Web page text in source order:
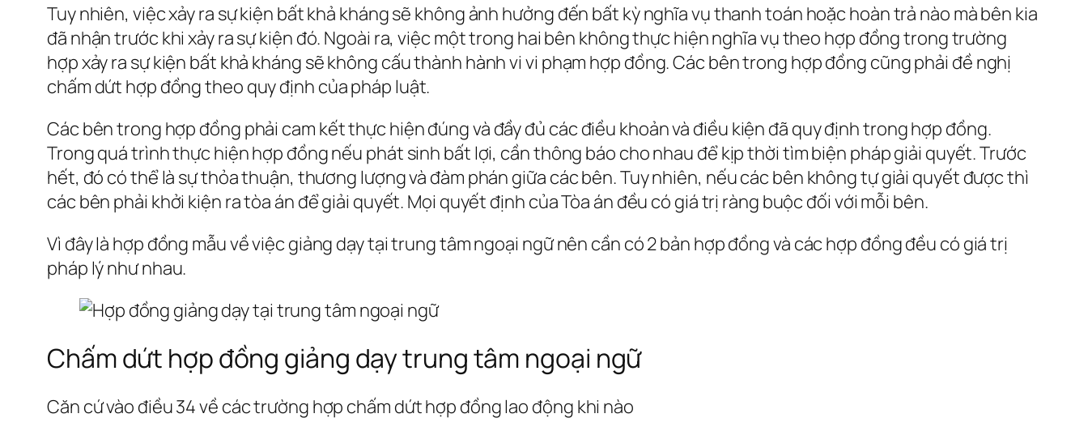
Tuy nhiên, việc xảy ra sự kiện bất khả kháng sẽ không ảnh hưởng đến bất kỳ nghĩa vụ thanh toán hoặc hoàn trả nào mà bên kia
đã nhận trước khi xảy ra sự kiện đó. Ngoài ra, việc một trong hai bên không thực hiện nghĩa vụ theo hợp đồng trong trường
hợp xảy ra sự kiện bất khả kháng sẽ không cấu thành hành vi vi phạm hợp đồng. Các bên trong hợp đồng cũng phải đề nghị
chấm dứt hợp đồng theo quy định của pháp luật.
Các bên trong hợp đồng phải cam kết thực hiện đúng và đầy đủ các điều khoản và điều kiện đã quy định trong hợp đồng.
Trong quá trình thực hiện hợp đồng nếu phát sinh bất lợi, cần thông báo cho nhau để kịp thời tìm biện pháp giải quyết. Trước
hết, đó có thể là sự thỏa thuận, thương lượng và đàm phán giữa các bên. Tuy nhiên, nếu các bên không tự giải quyết được thì
các bên phải khởi kiện ra tòa án để giải quyết. Mọi quyết định của Tòa án đều có giá trị ràng buộc đối với mỗi bên.
Vì đây là hợp đồng mẫu về việc giảng dạy tại trung tâm ngoại ngữ nên cần có 2 bản hợp đồng và các hợp đồng đều có giá trị
pháp lý như nhau.
Chấm dứt hợp đồng giảng dạy trung tâm ngoại ngữ
Căn cứ vào điều 34 về các trường hợp chấm dứt hợp đồng lao động khi nào